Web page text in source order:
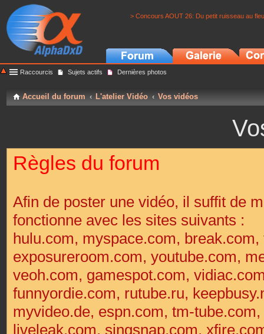
> Concours AOUT 26: Du petit ruisseau au
Raccourcis Sujets actifs Dernières photos
Accueil du forum L'atelier Vidéo Vos vidéos
Règles du forum
Afin de poster une vidéo, il suffit de
fonctionne avec les sites suivants :
hulu.com, myspace.com,
exposureroom.com, youtube.com,
veoh.com, gamespot.com,
funnyordie.com, rutube.ru,
myvideo.de, espn.com, tm-
liveleak.com, singsnap.com,